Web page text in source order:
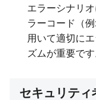
エラーシナリ
ラーコード（例:
用いて適切に
ズムが重要です
セキュリティ